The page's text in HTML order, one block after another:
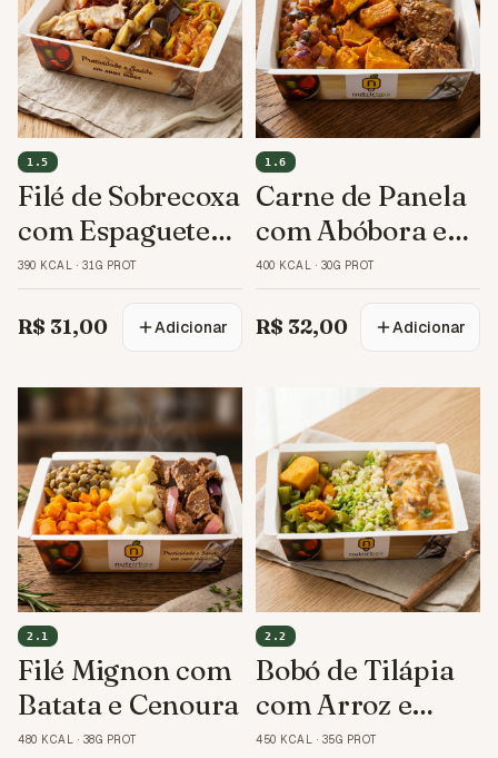
1.5
Filé de Sobrecoxa
com Espaguete
de Abobrinha
390 KCAL · 31G PROT
R$ 31,00 Adicionar
1.6
Carne de Panela
com Abóbora e
Ratatouille
400 KCAL · 30G PROT
R$ 32,00 Adicionar
2.1
Filé Mignon com
Batata e Cenoura
480 KCAL · 38G PROT
2.2
Bobó de Tilápia
com Arroz e
Legumes
450 KCAL · 35G PROT